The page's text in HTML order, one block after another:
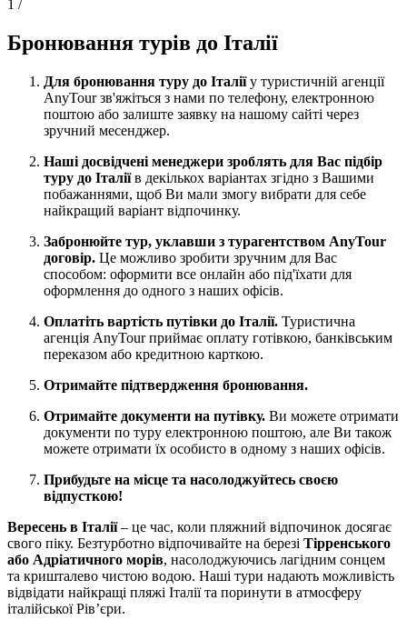
1 /
Бронювання турів до Італії
Для бронювання туру до Італіїу туристичній агенції
AnyTour зв'яжіться з нами по телефону, електронною
поштою або залиште заявку на нашому сайті через
зручний месенджер.
Наші досвідчені менеджери зроблять для Вас підбір
туру до Італіїв декількох варіантах згідно з Вашими
побажаннями, щоб Ви мали змогу вибрати для себе
найкращий варіант відпочинку.
Забронюйте тур, уклавши з турагентством AnyTour
договір. Це можливо зробити зручним для Вас
способом: оформити все онлайн або під'їхати для
оформлення до одного з наших офісів.
Оплатіть вартість путівки до Італії. Туристична
агенція AnyTour приймає оплату готівкою, банківським
переказом або кредитною карткою.
Отримайте підтвердження бронювання.
Отримайте документи на путівку. Ви можете отримати
документи по туру електронною поштою, але Ви також
можете отримати їх особисто в одному з наших офісів.
Прибудьте на місце та насолоджуйтесь своєю
відпусткою!
Вересень в Італії– це час, коли пляжний відпочинок досягає
свого піку. Безтурботно відпочивайте на березі Тірренського
або Адріатичного морів, насолоджуючись лагідним сонцем
та кришталево чистою водою. Наші тури надають можливість
відвідати найкращі пляжі Італії та поринути в атмосферу
італійської Рів’єри.